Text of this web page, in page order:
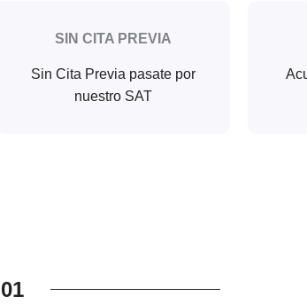
SIN CITA PREVIA
Sin Cita Previa pasate por
nuestro SAT
01